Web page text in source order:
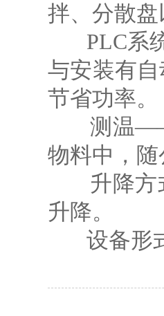
拌、分散
PLC系统
与安装有
节省功率。
测温——
物料中，
升降方
升降。
设备形